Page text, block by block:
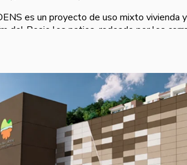
es un proyecto de uso mixto vivienda
del Peaje los patios, rodeado por los
que la población caleruna desea y
y espacios creados para disfrutar
y zonas verdes. Es una plataforma
propia de la región y prioriza la
están expuestas en el declaro conocer del